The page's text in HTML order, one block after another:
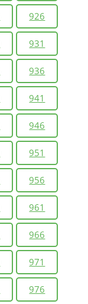
926
931
936
941
946
951
956
961
966
971
976